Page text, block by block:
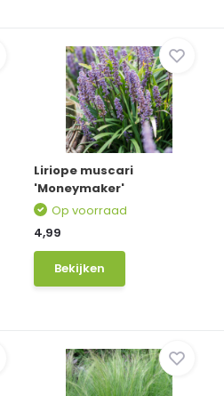
Liriope muscari
'Moneymaker'
Op voorraad
4,99
Bekijken